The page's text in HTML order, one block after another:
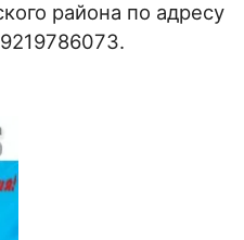
района по адресу